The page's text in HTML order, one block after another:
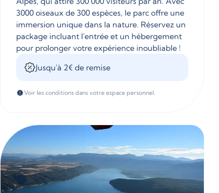
3000 oiseaux de 300 espèces, le parc offre une
immersion unique dans la nature. Réservez un
package incluant l'entrée et un hébergement
pour prolonger votre expérience inoubliable !
Jusqu'à 2€ de remise
Voir les conditions dans votre espace personnel.